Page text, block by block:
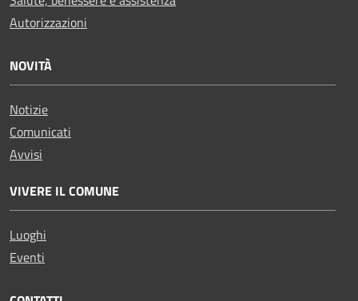
Autorizzazioni
NOVITÀ
Notizie
Comunicati
Avvisi
VIVERE IL COMUNE
Luoghi
Eventi